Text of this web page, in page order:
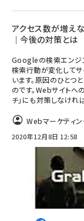
アクセス数が増えな
｜今後の対策とは
Googleの検索エンジ
検索行動が変化してサ
います。原因のひとつ
のです。Webサイトへ
チ」にも対策しなけれ
Webマーケティン
2020年12月8日 12:58